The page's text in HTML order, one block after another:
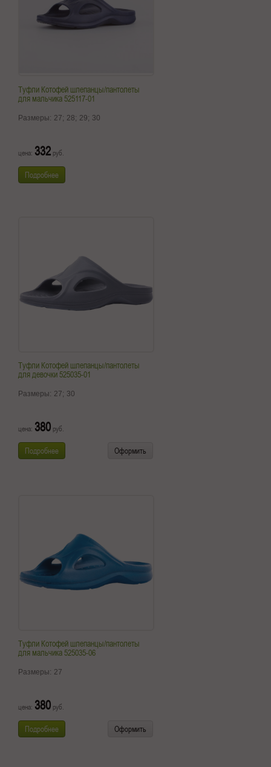
Туфли Котофей шлепанцы/пантолеты
для мальчика 525117-01
Размеры: 27; 28; 29; 30
цена: 332 руб.
Подробнее
Туфли Котофей шлепанцы/пантолеты
для девочки 525035-01
Размеры: 27; 30
цена: 380 руб.
Подробнее Оформить
Туфли Котофей шлепанцы/пантолеты
для мальчика 525035-06
Размеры: 27
цена: 380 руб.
Подробнее Оформить